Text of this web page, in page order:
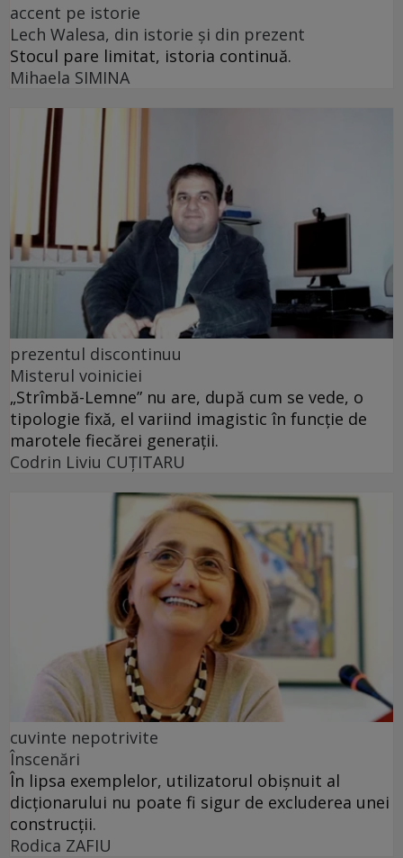
accent pe istorie
Lech Walesa, din istorie și din prezent
Stocul pare limitat, istoria continuă.
Mihaela SIMINA
prezentul discontinuu
Misterul voiniciei
„Strîmbă-Lemne” nu are, după cum se vede, o
tipologie fixă, el variind imagistic în funcţie de
marotele fiecărei generaţii.
Codrin Liviu CUŢITARU
cuvinte nepotrivite
Înscenări
În lipsa exemplelor, utilizatorul obișnuit al
dicționarului nu poate fi sigur de excluderea unei
construcții.
Rodica ZAFIU